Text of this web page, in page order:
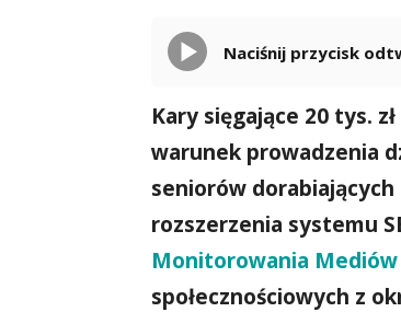
Naciśnij przycisk
Kary sięgające 20 tys.
warunek prowadzenia
seniorów
rozszerzenia systemu
Monitorowania Mediów
społecznościowych z